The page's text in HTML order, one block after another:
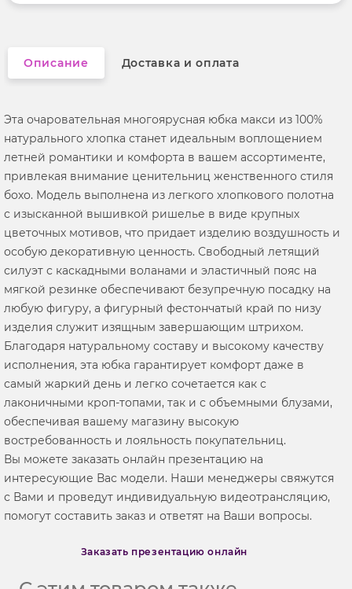
Описание Доставка и оплата
Эта очаровательная многоярусная юбка макси из 100%
натурального хлопка станет идеальным воплощением
летней романтики и комфорта в вашем ассортименте,
привлекая внимание ценительниц женственного стиля
бохо. Модель выполнена из легкого хлопкового полотна
с изысканной вышивкой ришелье в виде крупных
цветочных мотивов, что придает изделию воздушность и
особую декоративную ценность. Свободный летящий
силуэт с каскадными воланами и эластичный пояс на
мягкой резинке обеспечивают безупречную посадку на
любую фигуру, а фигурный фестончатый край по низу
изделия служит изящным завершающим штрихом.
Благодаря натуральному составу и высокому качеству
исполнения, эта юбка гарантирует комфорт даже в
самый жаркий день и легко сочетается как с
лаконичными кроп-топами, так и с объемными блузами,
обеспечивая вашему магазину высокую
востребованность и лояльность покупательниц.
Вы можете заказать онлайн презентацию на
интересующие Вас модели. Наши менеджеры свяжутся
с Вами и проведут индивидуальную видеотрансляцию,
помогут составить заказ и ответят на Ваши вопросы.
Заказать презентацию онлайн